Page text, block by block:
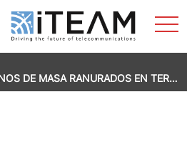
DE MASA RANURADOS EN TER…